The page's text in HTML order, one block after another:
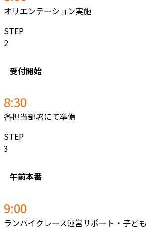
オリエンテーション実施
STEP
2
受付開始
8:30
各担当部署にて準備
STEP
3
午前本番
9:00
ランバイクレース運営サポート・子ど